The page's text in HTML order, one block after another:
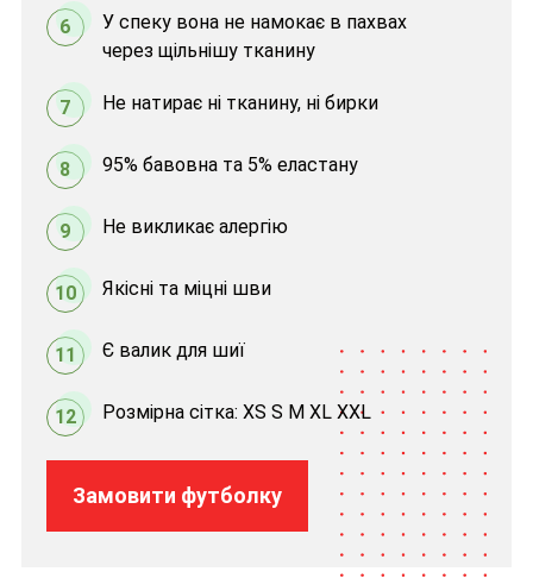
6
У спеку вона не намокає в пахвах
через щільнішу тканину
7 Не натирає ні тканину, ні бирки
8 95% бавовна та 5% еластану
9 Не викликає алергію
10 Якісні та міцні шви
11 Є валик для шиї
12 Розмірна сітка: XS S M XL XXL
Замовити футболку